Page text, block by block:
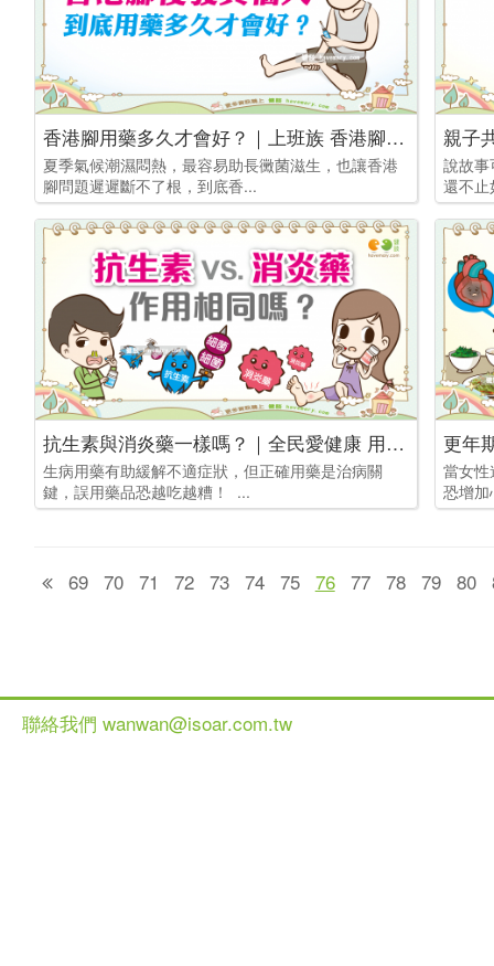
香港腳用藥多久才會好？｜上班族 香港腳篇3
夏季氣候潮濕悶熱，最容易助長黴菌滋生，也讓香港
腳問題遲遲斷不了根，到底香...
說故
還不
抗生素與消炎藥一樣嗎？｜全民愛健康 用藥篇36
生病用藥有助緩解不適症狀，但正確用藥是治病關
鍵，誤用藥品恐越吃越糟！ ...
當女
恐增
69 70 71 72 73 74 75 76 77 78 79 80
聯絡我們 wanwan@isoar.com.tw